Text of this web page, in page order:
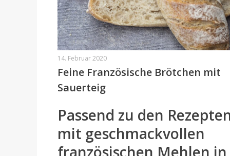
14. Februar 2020
Feine Französische Brötchen mit
Sauerteig
Passend zu den
mit geschmackvollen
französischen Mehlen in